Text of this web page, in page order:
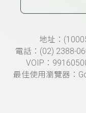
頁尾資訊地址：
電話：(02) 2388-
VOIP：
最佳使用瀏覽器：